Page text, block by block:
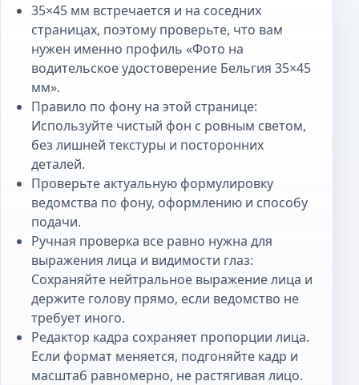
35×45 мм встречается и на соседних
страницах, поэтому проверьте, что вам
нужен именно профиль «Фото на
водительское удостоверение Бельгия 35×45
мм».
Правило по фону на этой странице:
Используйте чистый фон с ровным светом,
без лишней текстуры и посторонних
деталей.
Проверьте актуальную формулировку
ведомства по фону, оформлению и способу
подачи.
Ручная проверка все равно нужна для
выражения лица и видимости глаз:
Сохраняйте нейтральное выражение лица и
держите голову прямо, если ведомство не
требует иного.
Редактор кадра сохраняет пропорции лица.
Если формат меняется, подгоняйте кадр и
масштаб равномерно, не растягивая лицо.